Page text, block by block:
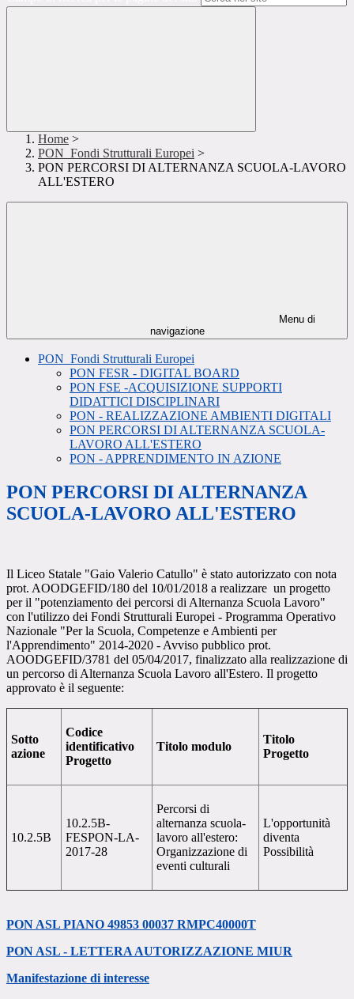
Home >
PON_Fondi Strutturali Europei >
PON PERCORSI DI ALTERNANZA SCUOLA-LAVORO
ALL'ESTERO
Menu di
navigazione
PON_Fondi Strutturali Europei
PON FESR - DIGITAL BOARD
PON FSE -ACQUISIZIONE SUPPORTI
DIDATTICI DISCIPLINARI
PON - REALIZZAZIONE AMBIENTI DIGITALI
PON PERCORSI DI ALTERNANZA SCUOLA-
LAVORO ALL'ESTERO
PON - APPRENDIMENTO IN AZIONE
PON PERCORSI DI ALTERNANZA
SCUOLA-LAVORO ALL'ESTERO
Il Liceo Statale "Gaio Valerio Catullo" è stato autorizzato con nota
prot. AOODGEFID/180 del 10/01/2018 a realizzare un progetto
per il "potenziamento dei percorsi di Alternanza Scuola Lavoro"
con l'utilizzo dei Fondi Strutturali Europei - Programma Operativo
Nazionale "Per la Scuola, Competenze e Ambienti per
l'Apprendimento" 2014-2020 - Avviso pubblico prot.
AOODGEFID/3781 del 05/04/2017, finalizzato alla realizzazione di
un percorso di Alternanza Scuola Lavoro all'Estero. Il progetto
approvato è il seguente:
Sotto
azione
Codice
identificativo
Progetto
Titolo modulo
Titolo
Progetto
10.2.5B
10.2.5B-
FESPON-LA-
2017-28
Percorsi di
alternanza scuola-
lavoro all'estero:
Organizzazione di
eventi culturali
L'opportunità
diventa
Possibilità
PON ASL PIANO 49853 00037 RMPC40000T
PON ASL - LETTERA AUTORIZZAZIONE MIUR
Manifestazione di interesse